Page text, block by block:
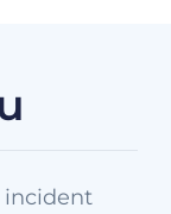
incident